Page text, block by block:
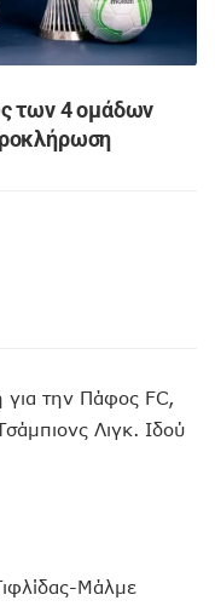
των 4 ομάδων
την Πάφος FC,
Λιγκ. Ιδού
Μάλμε